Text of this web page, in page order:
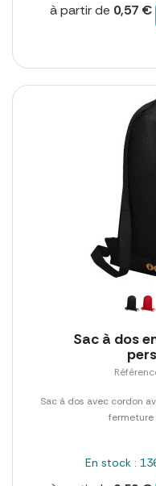
à partir de 0,57 €
Sac à dos
Sac à dos avec cordon
fermeture
En stock :